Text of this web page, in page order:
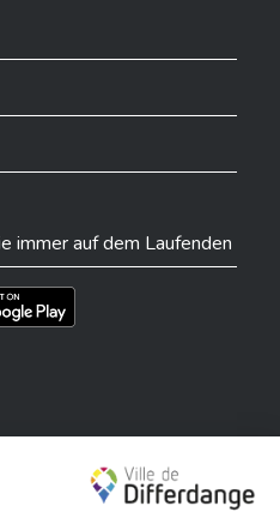
immer auf dem Laufenden
Storel'app sur Play Store